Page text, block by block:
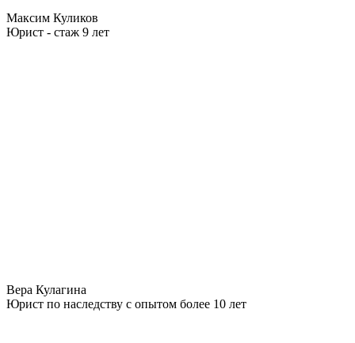
Максим Куликов
Юрист - стаж 9 лет
Вера Кулагина
Юрист по наследству с опытом более 10 лет